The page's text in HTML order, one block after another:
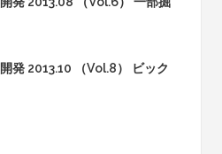
発 2013.10 （Vol.8） ビック